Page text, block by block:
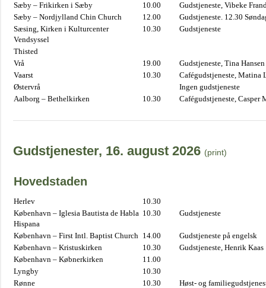
Sæby – Frikirken i Sæby
10.00
Gudstjeneste, Vibeke
Sæby – Nordjylland Chin Church
12.00
Gudstjeneste. 12.30
Sæsing, Kirken i Kulturcenter
Vendsyssel
10.30 Gudstjeneste
Thisted
Vrå
19.00
Gudstjeneste, Tina Hansen
Vaarst
10.30
Cafégudstjeneste, Matina
Østervrå
Ingen gudstjeneste
Aalborg – Bethelkirken
10.30 Cafégudstjeneste, Casper
Gudstjenester, 16. august 2026 (print)
Hovedstaden
Herlev
10.30
København – Iglesia Bautista de Habla
Hispana
10.30 Gudstjeneste
København – First Intl. Baptist Church 14.00
Gudstjeneste på engelsk
København – Kristuskirken
10.30
Gudstjeneste, Henrik Kaas
København – Købnerkirken
11.00
Lyngby
10.30
Rønne
10.30
Høst- og